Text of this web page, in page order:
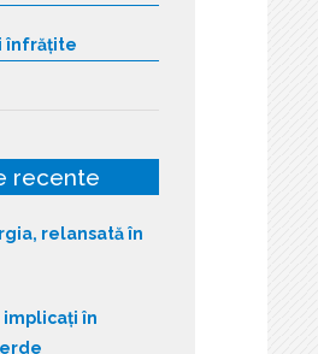
înfrățite
recente
relansată în
implicați în